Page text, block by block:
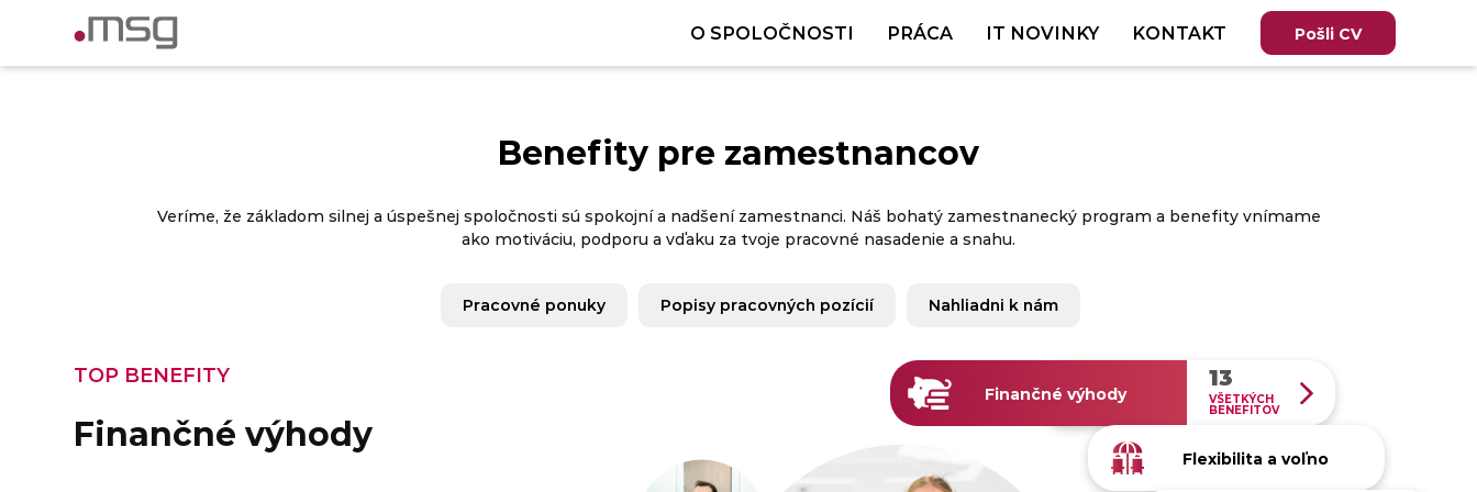
O SPOLOČNOSTI PRÁCA IT NOVINKY KONTAKT Pošli CV
Benefity pre zamestnancov
Veríme, že základom silnej a úspešnej spoločnosti sú spokojní a nadšení zamestnanci. Náš bohatý zamestnanecký program a benefity vnímame
ako motiváciu, podporu a vďaku za tvoje pracovné nasadenie a snahu.
Pracovné ponuky Popisy pracovných pozícií Nahliadni k nám
TOP BENEFITY
Finančné výhody
Finančné výhody
13
VŠETKÝCH
BENEFITOV
Flexibilita a voľno